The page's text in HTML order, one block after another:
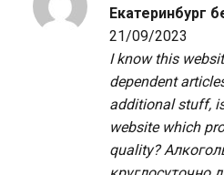
Екатеринбург
21/09/2023
I know this
dependent
additional stuff,
website which
quality?